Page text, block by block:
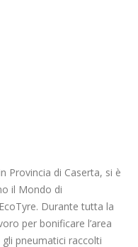
Provincia di Caserta, si è
il Mondo di
Durante tutta la
per bonificare l’area
pneumatici raccolti